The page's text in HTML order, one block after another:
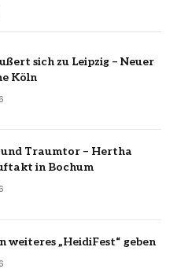
sich zu Leipzig – Neuer
Köln
Traumtor – Hertha
in Bochum
weiteres „HeidiFest“ geben